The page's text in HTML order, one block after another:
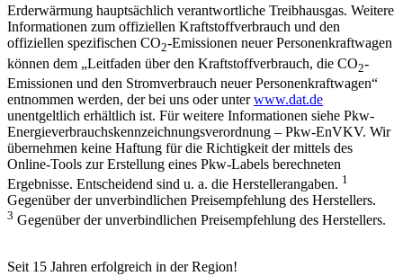
Erderwärmung hauptsächlich verantwortliche Treibhausgas. Weitere
Informationen zum offiziellen Kraftstoffverbrauch und den
offiziellen spezifischen CO2-Emissionen neuer Personenkraftwagen
können dem „Leitfaden über den Kraftstoffverbrauch, die CO2-
Emissionen und den Stromverbrauch neuer Personenkraftwagen“
entnommen werden, der bei uns oder unterwww.dat.de
unentgeltlich erhältlich ist. Für weitere Informationen siehe Pkw-
Energieverbrauchskennzeichnungsverordnung – Pkw-EnVKV. Wir
übernehmen keine Haftung für die Richtigkeit der mittels des
Online-Tools zur Erstellung eines Pkw-Labels berechneten
Ergebnisse. Entscheidend sind u. a. die Herstellerangaben. 1
Gegenüber der unverbindlichen Preisempfehlung des Herstellers.
3 Gegenüber der unverbindlichen Preisempfehlung des Herstellers.
Seit 15 Jahren erfolgreich in der Region!